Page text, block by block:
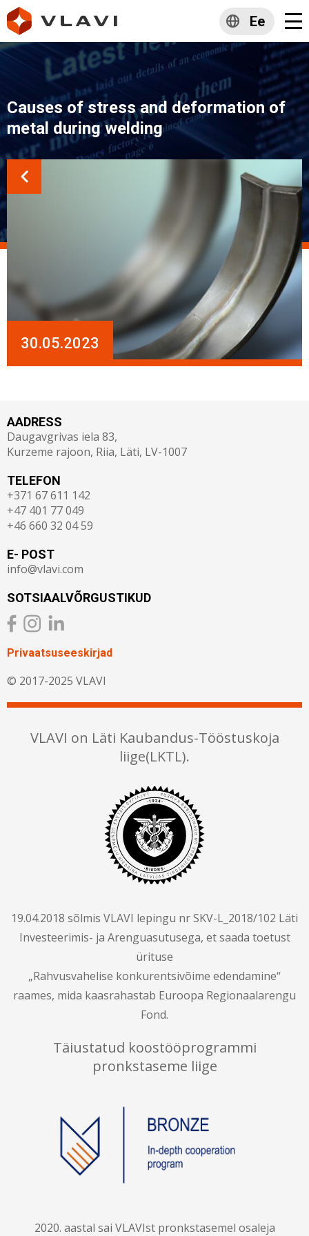
Ee
Causes of stress and deformation of
metal during welding
30.05.2023
AADRESS
Daugavgrivas iela 83,
Kurzeme rajoon, Riia, Läti, LV-1007
TELEFON
+371 67 611 142
+47 401 77 049
+46 660 32 04 59
E- POST
info@vlavi.com
SOTSIAALVÕRGUSTIKUD
Privaatsuseeskirjad
© 2017-2025 VLAVI
VLAVI on Läti Kaubandus-Tööstuskoja
liige(LKTL).
19.04.2018 sõlmis VLAVI lepingu nr SKV-L_2018/102 Läti
Investeerimis- ja Arenguasutusega, et saada toetust
ürituse
„Rahvusvahelise konkurentsivõime edendamine“
raames, mida kaasrahastab Euroopa Regionaalarengu
Fond.
Täiustatud koostööprogrammi
pronkstaseme liige
2020. aastal sai VLAVIst pronkstasemel osaleja